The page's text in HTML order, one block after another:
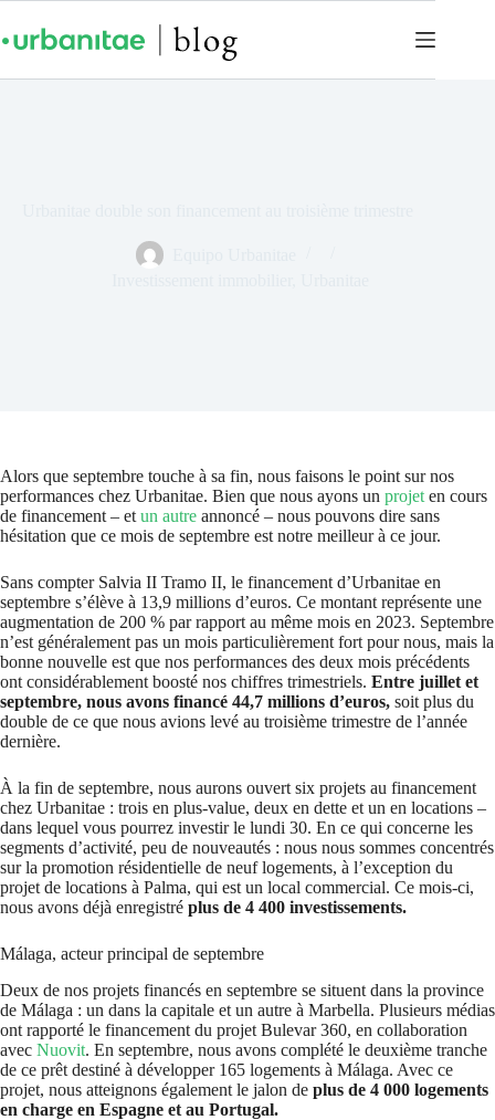
Alors que septembre touche à sa fin, nous faisons le point sur nos
performances chez Urbanitae. Bien que nous ayons un projet en cours
de financement – et un autre annoncé – nous pouvons dire sans
hésitation que ce mois de septembre est notre meilleur à ce jour.
Sans compter Salvia II Tramo II, le financement d’Urbanitae en
septembre s’élève à 13,9 millions d’euros. Ce montant représente une
augmentation de 200 % par rapport au même mois en 2023. Septembre
n’est généralement pas un mois particulièrement fort pour nous, mais la
bonne nouvelle est que nos performances des deux mois précédents
ont considérablement boosté nos chiffres trimestriels. Entre juillet et
septembre, nous avons financé 44,7 millions d’euros, soit plus du
double de ce que nous avions levé au troisième trimestre de l’année
dernière.
À la fin de septembre, nous aurons ouvert six projets au financement
chez Urbanitae : trois en plus-value, deux en dette et un en locations –
dans lequel vous pourrez investir le lundi 30. En ce qui concerne les
segments d’activité, peu de nouveautés : nous nous sommes concentrés
sur la promotion résidentielle de neuf logements, à l’exception du
projet de locations à Palma, qui est un local commercial. Ce mois-ci,
nous avons déjà enregistré plus de 4 400 investissements.
Málaga, acteur principal de septembre
Deux de nos projets financés en septembre se situent dans la province
de Málaga : un dans la capitale et un autre à Marbella. Plusieurs médias
ont rapporté le financement du projet Bulevar 360, en collaboration
avec Nuovit. En septembre, nous avons complété le deuxième tranche
de ce prêt destiné à développer 165 logements à Málaga. Avec ce
projet, nous atteignons également le jalon de plus de 4 000 logements
en charge en Espagne et au Portugal.